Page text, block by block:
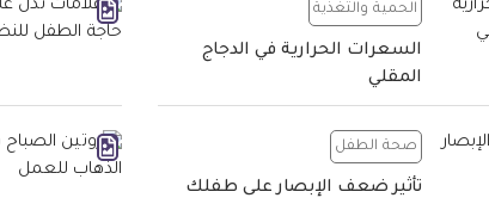
الحمية والتغذية
السعرات الحرارية في الدجاج
المقلي
صحة الطفل
تأثير ضعف الإبصار على طفلك